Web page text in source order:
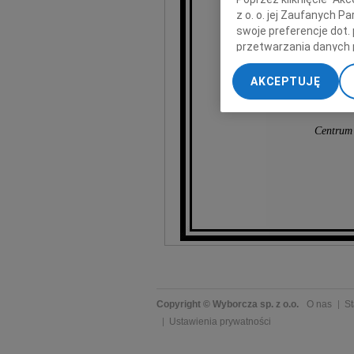
Copyright © Wyborcza sp. z o.o. O nas
Ustawienia prywatności
z o. o. jej Zaufanych
swoje preferencje dot.
przetwarzania danych
„Ustawienia
My, nasi Zaufani
dokładnych danych
Przechowywanie
treści, badnie
AKCEPTUJĘ